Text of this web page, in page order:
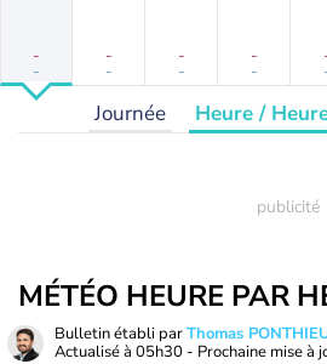
-
-
-
-
-
-
-
-
Journée Heure /
MÉTÉO HEURE PAR
Bulletin établi parThomas
Actualisé à 05h30 - Prochaine mise à